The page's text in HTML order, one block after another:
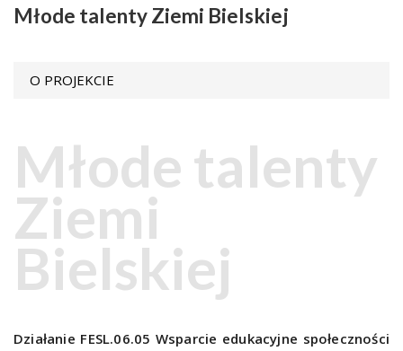
Młode talenty Ziemi Bielskiej
O PROJEKCIE
Młode talenty
Ziemi
Bielskiej
Działanie FESL.06.05 Wsparcie edukacyjne społeczności